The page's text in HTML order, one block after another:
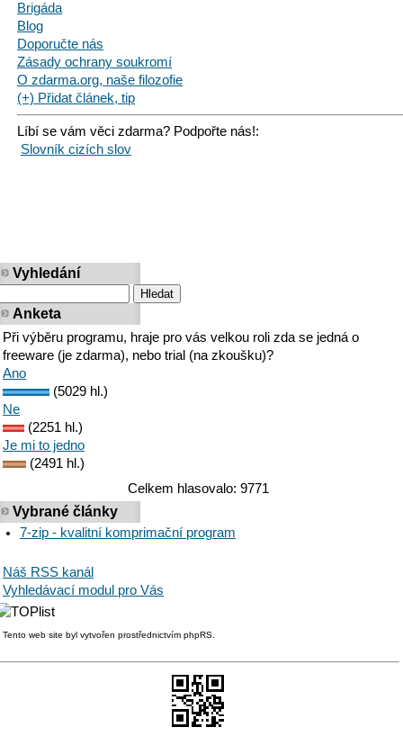
Brigáda
Blog
Doporučte nás
Zásady ochrany soukromí
O zdarma.org, naše filozofie
(+) Přidat článek, tip
Líbí se vám věci zdarma? Podpořte nás!:
Slovník cizích slov
Vyhledání
Anketa
Při výběru programu, hraje pro vás velkou roli zda se jedná o
freeware (je zdarma), nebo trial (na zkoušku)?
Ano
(5029 hl.)
Ne
(2251 hl.)
Je mi to jedno
(2491 hl.)
Celkem hlasovalo: 9771
Vybrané články
7-zip - kvalitní komprimační program
Náš RSS kanál
Vyhledávací modul pro Vás
Tento web site byl vytvořen prostřednictvím phpRS.